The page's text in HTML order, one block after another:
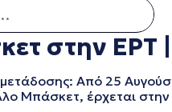
στην ΕΡΤ
Από 25
Μπάσκετ, έρχεται